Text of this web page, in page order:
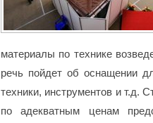
материалы по технике
речь пойдет об оснащении
техники, инструментов и т.д.
по адекватным ценам